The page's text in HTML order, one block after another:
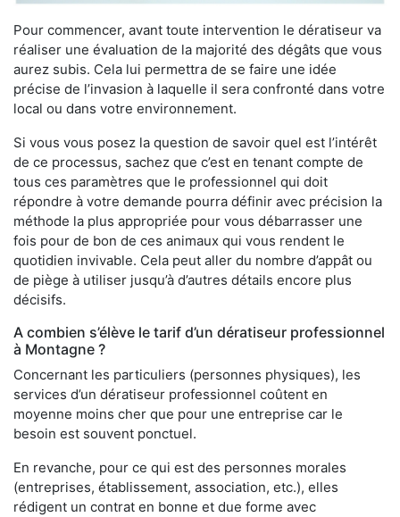
Pour commencer, avant toute intervention le dératiseur va
réaliser une évaluation de la majorité des dégâts que vous
aurez subis. Cela lui permettra de se faire une idée
précise de l’invasion à laquelle il sera confronté dans votre
local ou dans votre environnement.
Si vous vous posez la question de savoir quel est l’intérêt
de ce processus, sachez que c’est en tenant compte de
tous ces paramètres que le professionnel qui doit
répondre à votre demande pourra définir avec précision la
méthode la plus appropriée pour vous débarrasser une
fois pour de bon de ces animaux qui vous rendent le
quotidien invivable. Cela peut aller du nombre d’appât ou
de piège à utiliser jusqu’à d’autres détails encore plus
décisifs.
A combien s’élève le tarif d’un dératiseur professionnel
à Montagne ?
Concernant les particuliers (personnes physiques), les
services d’un dératiseur professionnel coûtent en
moyenne moins cher que pour une entreprise car le
besoin est souvent ponctuel.
En revanche, pour ce qui est des personnes morales
(entreprises, établissement, association, etc.), elles
rédigent un contrat en bonne et due forme avec